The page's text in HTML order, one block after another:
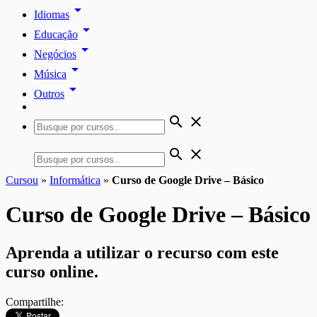
Idiomas arrow_drop_down
Educação arrow_drop_down
Negócios arrow_drop_down
Música arrow_drop_down
Outros arrow_drop_down
search close
search close
Cursou » Informática » Curso de Google Drive – Básico
Curso de Google Drive – Básico
Aprenda a utilizar o recurso com este
curso online.
Compartilhe: